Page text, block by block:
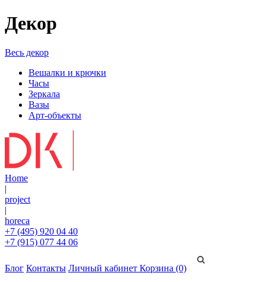
Декор
Весь декор
Вешалки и крючки
Часы
Зеркала
Вазы
Арт-объекты
Home
|
project
|
horeca
+7 (495) 920 04 40
+7 (915) 077 44 06
Блог Контакты Личный кабинет Корзина (0)